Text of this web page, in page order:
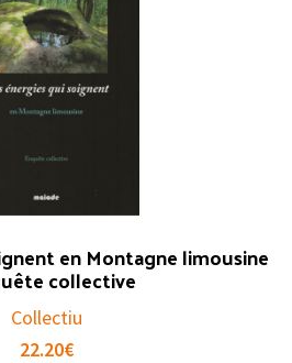
en Montagne limousine
collective
Collectiu
22.20€